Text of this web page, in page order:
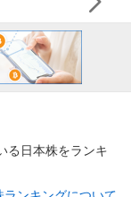
る日本株をランキ